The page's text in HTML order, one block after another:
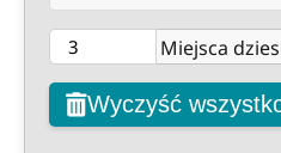
Miejsca
Wyczyść